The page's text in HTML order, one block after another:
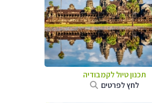
תכנון טיוללקמבודיה
לחץ לפרטים